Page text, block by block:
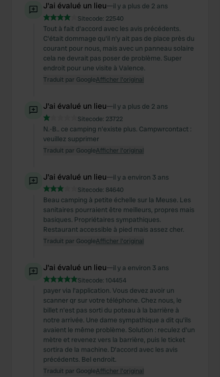
J'ai évalué un lieu—il y a plus de 2 ans
Sitecode: 22540
Tout à fait d'accord avec les avis précédents.
C'était dommage qu'il n'y ait pas de place près du
courant pour nous, mais avec un panneau solaire
cela ne devrait pas poser de problème. Super
endroit pour une visite à Valence.
Traduit par GoogleAfficher l'original
J'ai évalué un lieu—il y a plus de 2 ans
Sitecode: 23722
N.-B.. ce camping n'existe plus. Campwrcontact :
veuillez supprimer
Traduit par GoogleAfficher l'original
J'ai évalué un lieu—il y a environ 3 ans
Sitecode: 84640
Beau camping à petite échelle sur la Meuse. Les
sanitaires pourraient être meilleurs, propres mais
basiques. Propriétaires sympathiques.
Restaurant accessible à pied mais assez cher.
Traduit par GoogleAfficher l'original
J'ai évalué un lieu—il y a environ 3 ans
Sitecode: 104454
payer via l'application. Vous devez avoir un
scanner qr sur votre téléphone. Chez nous, le
billet n'est pas sorti du poteau à la barrière à
notre arrivée. Une dame sympathique a dit qu'ils
avaient le même problème. Solution : reculez d'un
mètre et revenez vers la barrière, puis le ticket
sortira de la machine. D'accord avec les avis
précédents. Bel endroit.
Traduit par GoogleAfficher l'original